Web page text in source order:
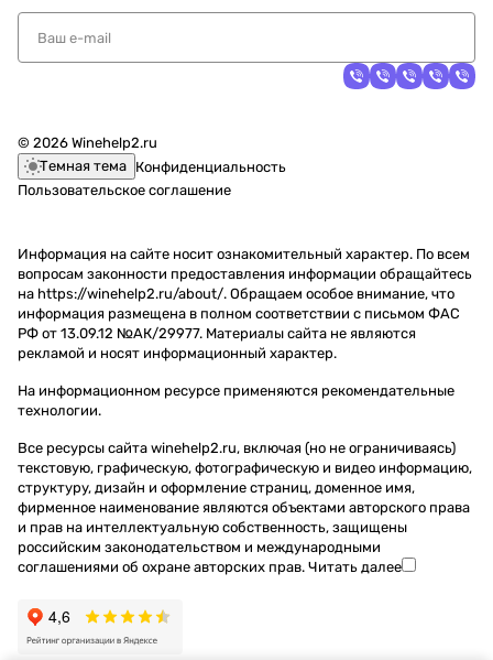
© 2026 Winehelp2.ru
Темная тема Конфиденциальность
Пользовательское соглашение
Информация на сайте носит ознакомительный характер. По всем
вопросам законности предоставления информации обращайтесь
на https://winehelp2.ru/about/. Обращаем особое внимание, что
информация размещена в полном соответствии с письмом ФАС
РФ от 13.09.12 №АК/29977. Материалы сайта не являются
рекламой и носят информационный характер.
На информационном ресурсе применяются рекомендательные
технологии.
Все ресурсы сайта winehelp2.ru, включая (но не ограничиваясь)
текстовую, графическую, фотографическую и видео информацию,
структуру, дизайн и оформление страниц, доменное имя,
фирменное наименование являются объектами авторского права
и прав на интеллектуальную собственность, защищены
российским законодательством и международными
соглашениями об охране авторских прав. Читать далее